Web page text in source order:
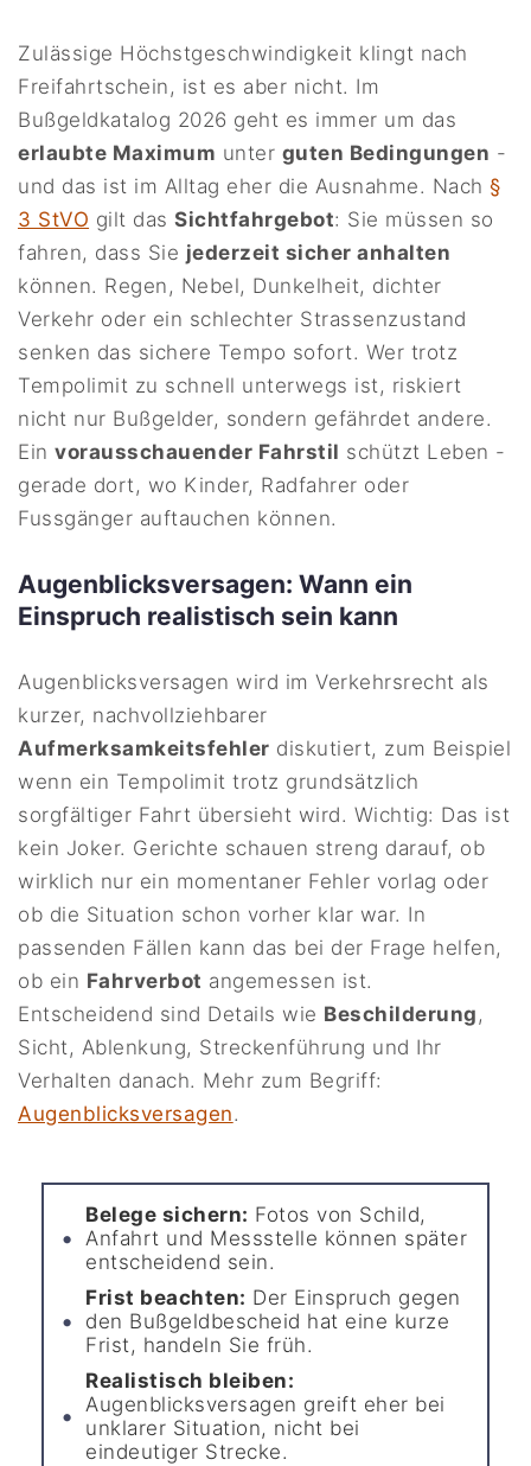
Zulässige Höchstgeschwindigkeit klingt nach
Freifahrtschein, ist es aber nicht. Im
Bußgeldkatalog 2026 geht es immer um das
erlaubte Maximum unter guten Bedingungen -
und das ist im Alltag eher die Ausnahme. Nach §
3 StVO gilt dasSichtfahrgebot: Sie müssen so
fahren, dass Sie jederzeit sicher anhalten
können. Regen, Nebel, Dunkelheit, dichter
Verkehr oder ein schlechter Strassenzustand
senken das sichere Tempo sofort. Wer trotz
Tempolimit zu schnell unterwegs ist, riskiert
nicht nur Bußgelder, sondern gefährdet andere.
Einvorausschauender Fahrstil schützt Leben -
gerade dort, wo Kinder, Radfahrer oder
Fussgänger auftauchen können.
Augenblicksversagen: Wann ein
Einspruch realistisch sein kann
Augenblicksversagen wird im Verkehrsrecht als
kurzer, nachvollziehbarer
Aufmerksamkeitsfehler diskutiert, zum Beispiel
wenn ein Tempolimit trotz grundsätzlich
sorgfältiger Fahrt übersieht wird. Wichtig: Das ist
kein Joker. Gerichte schauen streng darauf, ob
wirklich nur ein momentaner Fehler vorlag oder
ob die Situation schon vorher klar war. In
passenden Fällen kann das bei der Frage helfen,
ob ein Fahrverbot angemessen ist.
Entscheidend sind Details wie Beschilderung,
Sicht, Ablenkung, Streckenführung und Ihr
Verhalten danach. Mehr zum Begriff:
Augenblicksversagen.
Belege sichern: Fotos von Schild,
Anfahrt und Messstelle können später
entscheidend sein.
Frist beachten: Der Einspruch gegen
den Bußgeldbescheid hat eine kurze
Frist, handeln Sie früh.
Realistisch bleiben:
Augenblicksversagen greift eher bei
unklarer Situation, nicht bei
eindeutiger Strecke.